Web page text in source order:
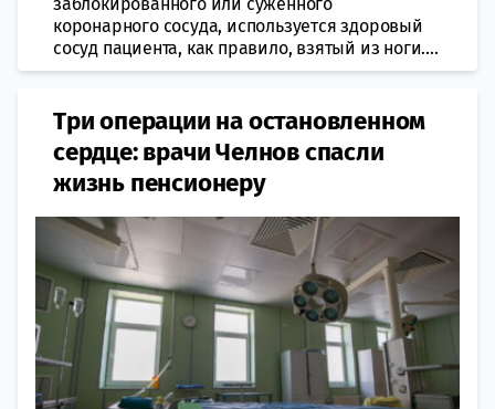
коронарного сосуда, используется здоровый
сосуд пациента, как правило, взятый из ноги....
Три операции на остановленном
сердце: врачи Челнов спасли
жизнь пенсионеру